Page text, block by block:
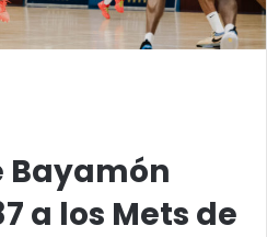
Bayamón
a los Mets de